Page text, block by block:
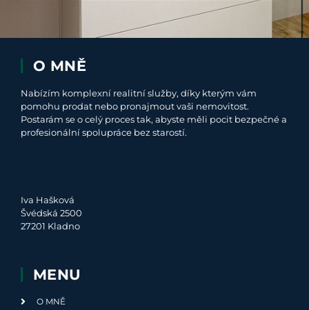
O MNĚ
Nabízím komplexní realitní služby, díky kterým vám
pomohu prodat nebo pronajmout vaši nemovitost.
Postarám se o celý proces tak, abyste měli pocit bezpečné a
profesionální spolupráce bez starostí.
Iva Hašková
Švédská 2500
27201 Kladno
MENU
O MNĚ